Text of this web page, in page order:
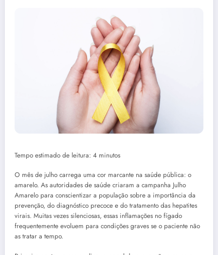
Tempo estimado de leitura: 4 minutos
O mês de julho carrega uma cor marcante na saúde pública: o
amarelo. As autoridades de saúde criaram a campanha Julho
Amarelo para conscientizar a população sobre a importância da
prevenção, do diagnóstico precoce e do tratamento das hepatites
virais. Muitas vezes silenciosas, essas inflamações no fígado
frequentemente evoluem para condições graves se o paciente não
as tratar a tempo.